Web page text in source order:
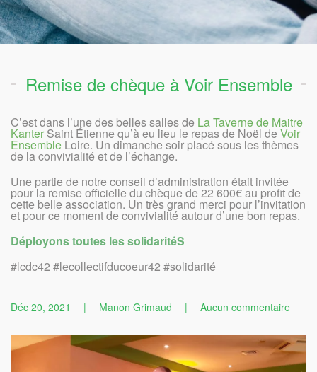
Remise de chèque à Voir Ensemble
C’est dans l’une des belles salles de La Taverne de Maitre
Kanter Saint Étienne qu’à eu lieu le repas de Noël de Voir
Ensemble Loire. Un dimanche soir placé sous les thèmes
de la convivialité et de l’échange.
Une partie de notre conseil d’administration était invitée
pour la remise officielle du chèque de 22 600€ au profit de
cette belle association. Un très grand merci pour l’invitation
et pour ce moment de convivialité autour d’une bon repas.
Déployons toutes les solidaritéS
#lcdc42 #lecollectifducoeur42 #solidarité
Déc 20, 2021 | Manon Grimaud | Aucun commentairesur
de
à